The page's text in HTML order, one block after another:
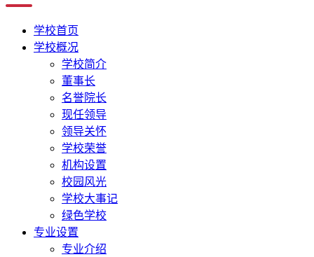
学校首页
学校概况
学校简介
董事长
名誉院长
现任领导
领导关怀
学校荣誉
机构设置
校园风光
学校大事记
绿色学校
专业设置
专业介绍